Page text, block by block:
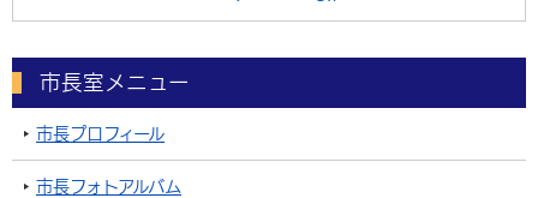
市長室メニュー
市長プロフィール
市長フォトアルバム